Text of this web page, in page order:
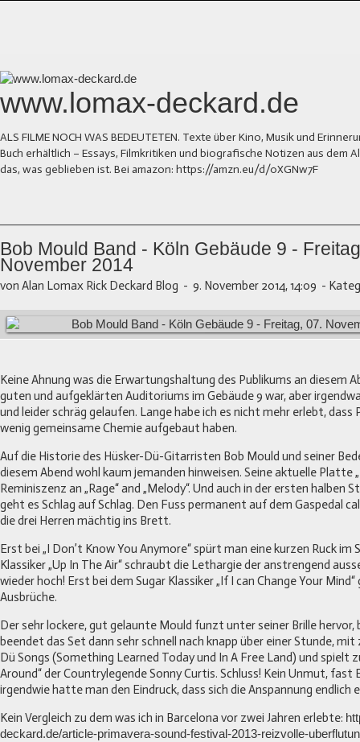
www.lomax-deckard.de
ALS FILME NOCH WAS BEDEUTETEN. Texte über Kino, Musik und
Buch erhältlich – Essays, Filmkritiken und biografische Notizen aus dem
das, was geblieben ist. Bei amazon: https://amzn.eu/d/0XGNw7F
Bob Mould Band - Köln Gebäude 9 -
November 2014
von Alan Lomax Rick Deckard Blog - 9. November 2014, 14:09 -
Keine Ahnung was die Erwartungshaltung des Publikums an diesem
guten und aufgeklärten Auditoriums im Gebäude 9 war, aber
und leider schräg gelaufen. Lange habe ich es nicht mehr erlebt, dass
wenig gemeinsame Chemie aufgebaut haben.
Auf die Historie des Hüsker-Dü-Gitarristen Bob Mould und seiner
diesem Abend wohl kaum jemanden hinweisen. Seine aktuelle Platte
Reminiszenz an „Rage“ and „Melody“. Und auch in der ersten halben
geht es Schlag auf Schlag. Den Fuss permanent auf dem Gaspedal
die drei Herren mächtig ins Brett.
Erst bei „I Don’t Know You Anymore“ spürt man eine kurzen Ruck im
Klassiker „Up In The Air“ schraubt die Lethargie der anstrengend
wieder hoch! Erst bei dem Sugar Klassiker „If I can Change Your
Ausbrüche.
Der sehr lockere, gut gelaunte Mould funzt unter seiner Brille
beendet das Set dann sehr schnell nach knapp über einer Stunde,
Dü Songs (Something Learned Today und In A Free Land) und spielt
Around“ der Countrylegende Sonny Curtis. Schluss! Kein Unmut, fast
irgendwie hatte man den Eindruck, dass sich die Anspannung endlich
Kein Vergleich zu dem was ich in Barcelona vor zwei Jahren erlebte:
deckard.de/article-primavera-sound-festival-2013-reizvolle-